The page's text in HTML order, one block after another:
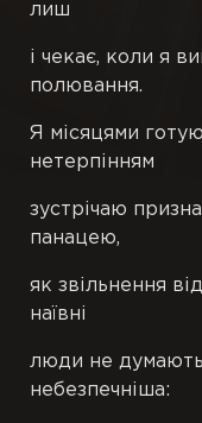
Ілюстрації
Публікації
Книги
лиш
і чекає, коли я
полювання.
Я місяцями
нетерпінням
зустрічаю
панацею,
як звільнення
наївні
люди не
небезпечніша: